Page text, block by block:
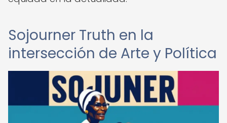
Sojourner Truth en la
intersección de Arte y Política